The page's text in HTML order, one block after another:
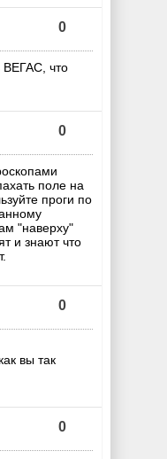
0
ВЕГАС, что
0
поле на
проги по
"наверху"
и знают что
0
вы так
0